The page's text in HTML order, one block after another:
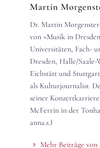
Martin
Dr. Martin
von »Musik in
Universitäten, Fach-
Dresden, Halle/
Eichstätt und
als Kulturjournalist.
seiner
McFerrin in der
anna.s.)
Mehr Beiträge